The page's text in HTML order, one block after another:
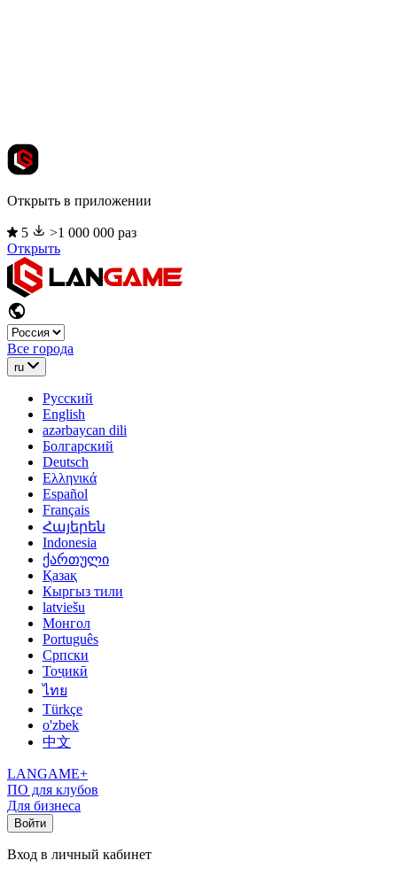
Открыть в приложении
5
>1 000 000 раз
Открыть
Все города
ru
Русский
English
azərbaycan dili
Болгарский
Deutsch
Ελληνικά
Español
Français
Հայերեն
Indonesia
ქართული
Қазақ
Кыргыз тили
latviešu
Монгол
Português
Српски
Тоҷикӣ
ไทย
Türkçe
o'zbek
中文
LANGAME+
ПО для клубов
Для бизнеса
Войти
Вход в личный кабинет